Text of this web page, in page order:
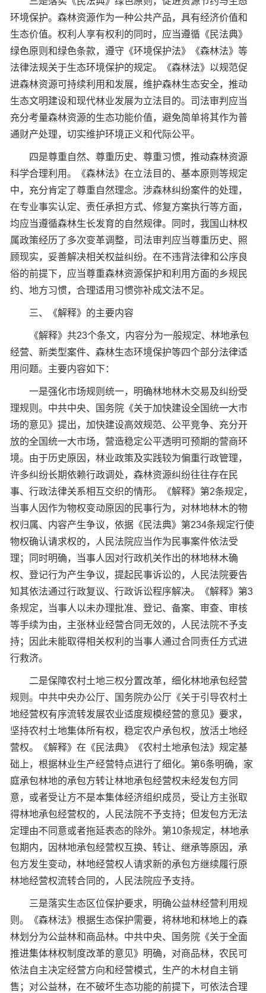
环境保护。森林资源作为一种公共产品，具有经济价值和
生态价值。权利人享有权利的同时，应当遵循《民法典》
绿色原则和绿色条款，遵守《环境保护法》《森林法》等
法律法规关于生态环境保护的规定。《森林法》以规范促
进森林资源可持续利用和发展，维护森林生态安全，推动
生态文明建设和现代林业发展为立法目的。司法审判应当
充分考量森林资源的生态功能价值，避免简单将其作为普
通财产处理，切实维护环境正义和代际公平。
四是尊重自然、尊重历史、尊重习惯，推动森林资源
科学合理利用。《森林法》在立法目的、基本原则等规定
中，充分肯定了尊重自然理念。涉森林纠纷案件的处理，
在专业事实认定、责任承担方式、修复方案执行等方面，
均应当遵循森林生长发育的自然规律。同时，我国山林权
属政策经历了多次变革调整，司法审判应当尊重历史、照
顾现实，妥善解决相关权益纠纷。在不违背法律和公序良
俗的前提下，应当尊重森林资源保护和利用方面的乡规民
约、地方习惯，合理适用习惯弥补成文法不足。
三、《解释》的主要内容
《解释》共23个条文，内容分为一般规定、林地承包
经营、新类型案件、森林生态环境保护等四个部分法律适
用问题。主要内容如下：
一是强化市场规则统一，明确林地林木交易及纠纷受
理规则。中共中央、国务院《关于加快建设全国统一大市
场的意见》提出，加快建设高效规范、公平竞争、充分开
放的全国统一大市场，营造稳定公平透明可预期的营商环
境。由于历史原因，林业政策及实践较为偏重行政管理，
许多纠纷长期依赖行政调处，森林资源纠纷往往存在民
事、行政法律关系相互交织的情形。《解释》第2条规定，
当事人因作为物权变动原因的民事行为，对林地林木的物
权归属、内容产生争议，依据《民法典》第234条规定行使
物权确认请求权的，人民法院应当作为民事案件依法受
理；同时明确，当事人因对行政机关作出的林地林木确
权、登记行为产生争议，提起民事诉讼的，人民法院要告
知其依法通过行政复议、行政诉讼程序解决。《解释》第3
条规定，当事人以未办理批准、登记、备案、审查、审核
等手续为由，主张林业经营合同无效的，人民法院不予支
持；因此未能取得相关权利的当事人通过合同责任方式进
行救济。
二是保障农村土地三权分置改革，细化林地承包经营
规则。中共中央办公厅、国务院办公厅《关于引导农村土
地经营权有序流转发展农业适度规模经营的意见》要求，
坚持农村土地集体所有权，稳定农户承包权，放活土地经
营权。《解释》在《民法典》《农村土地承包法》规定基
础上，根据林业生产经营特点进行了细化。第6条明确，家
庭承包林地的承包方转让林地承包经营权未经发包方同
意，或者受让方不是本集体经济组织成员，受让方主张取
得林地承包经营权的，人民法院不予支持；但发包方无法
定理由不同意或者拖延表态的除外。第10条规定，林地承
包期内，因林地承包经营权互换、转让、继承等原因，承
包方发生变动，林地经营权人请求新的承包方继续履行原
林地经营权流转合同的，人民法院应予支持。
三是落实生态区位保护要求，明确公益林经营利用规
则。《森林法》根据生态保护需要，将林地和林地上的森
林划分为公益林和商品林。中共中央、国务院《关于全面
推进集体林权制度改革的意见》明确，对商品林，农民可
依法自主决定经营方向和经营模式，生产的木材自主销
售；对公益林，在不破坏生态功能的前提下，可依法合理